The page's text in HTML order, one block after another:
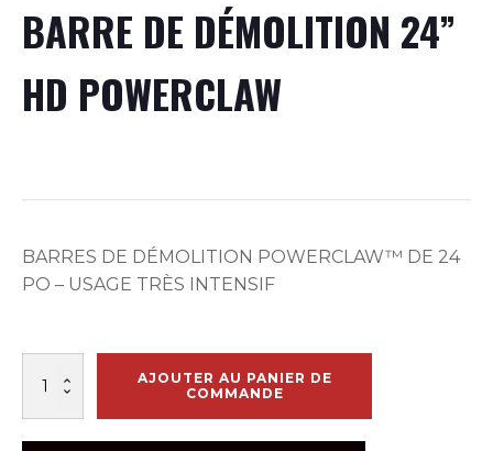
BARRE DE DÉMOLITION 24”
HD POWERCLAW
BARRES DE DÉMOLITION POWERCLAW™ DE 24
PO – USAGE TRÈS INTENSIF
BARRE
AJOUTER AU PANIER DE
COMMANDE